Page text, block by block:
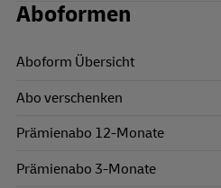
Aboformen
Aboform Übersicht
Abo verschenken
Prämienabo 12-Monate
Prämienabo 3-Monate